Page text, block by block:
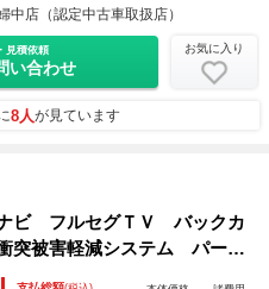
店（認定中古車取扱店）
見積依頼
い合わせ
お気に入り
8人が見ています
ビ フルセグＴＶ バックカ
被害軽減システム パーキ
スト コーナーセンサー ハ